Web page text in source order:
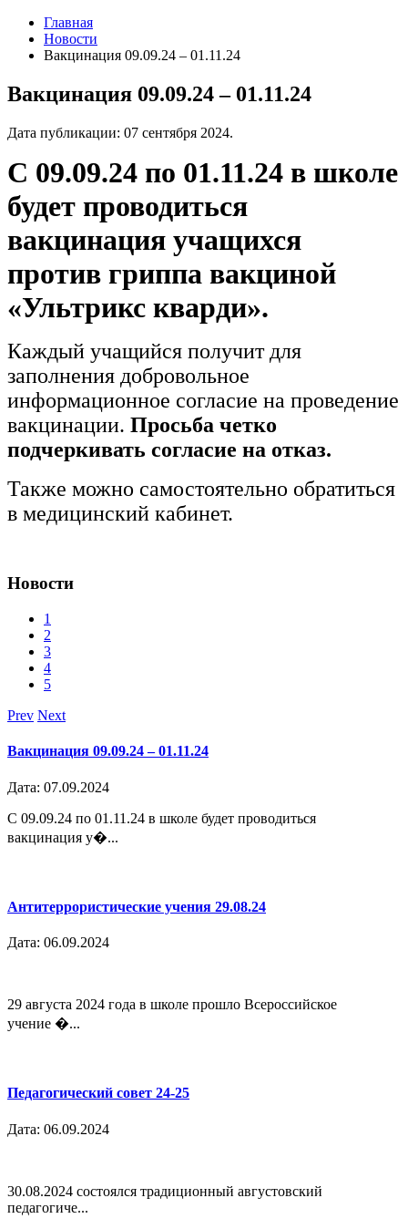
Главная
Новости
Вакцинация 09.09.24 – 01.11.24
Вакцинация 09.09.24 – 01.11.24
Дата публикации: 07 сентября 2024.
С 09.09.24 по 01.11.24 в школе
будет проводиться
вакцинация учащихся
против гриппа вакциной
«Ультрикс кварди».
Каждый учащийся получит для
заполнения добровольное
информационное согласие на проведение
вакцинации. Просьба четко
подчеркивать согласие на отказ.
Также можно самостоятельно обратиться
в медицинский кабинет.
Новости
1
2
3
4
5
Prev Next
Вакцинация 09.09.24 – 01.11.24
Дата: 07.09.2024
С 09.09.24 по 01.11.24 в школе будет проводиться
вакцинация у�...
Антитеррористические учения 29.08.24
Дата: 06.09.2024
29 августа 2024 года в школе прошло Всероссийское
учение �...
Педагогический совет 24-25
Дата: 06.09.2024
30.08.2024 состоялся традиционный августовский
педагогиче...